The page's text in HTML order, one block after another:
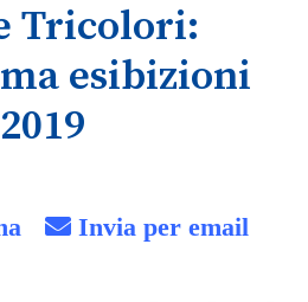
Tricolori:
esibizioni
2019
Invia per email